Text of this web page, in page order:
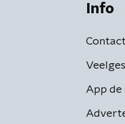
Info
Contact
App de